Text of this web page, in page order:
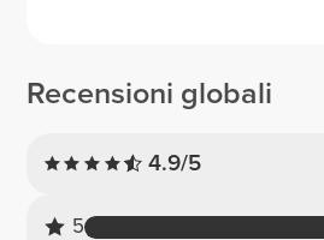
Recensioni globali
4.9/5
5